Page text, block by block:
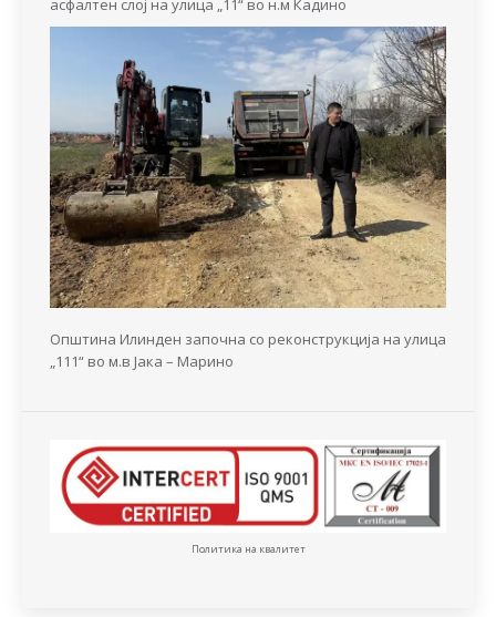
асфалтен слој на улица „11“ во н.м Кадино
Општина Илинден започна со реконструкција на улица
„111“ во м.в Јака – Марино
Политика на квалитет